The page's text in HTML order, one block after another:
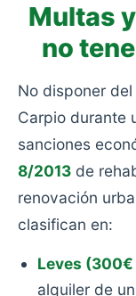
Multas
no
No disponer
Carpio durante
sanciones
8/2013 de
renovación
clasifican en:
Leves
alquiler de